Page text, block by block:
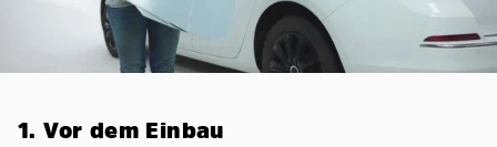
1. Vor dem Einbau